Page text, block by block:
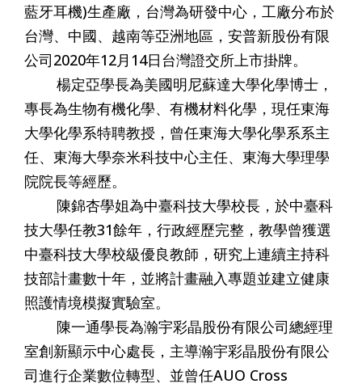
藍牙耳機)生產廠，台灣為研發中心，工廠分布於
台灣、中國、越南等亞洲地區，安普新股份有限
公司2020年12月14日台灣證交所上市掛牌。
楊定亞學長為美國明尼蘇達大學化學博士，
專長為生物有機化學、有機材料化學，現任東海
大學化學系特聘教授，曾任東海大學化學系系主
任、東海大學奈米科技中心主任、東海大學理學
院院長等經歷。
陳錦杏學姐為中臺科技大學校長，於中臺科
技大學任教31餘年，行政經歷完整，教學曾獲選
中臺科技大學校級優良教師，研究上連續主持科
技部計畫數十年，並將計畫融入專題並建立健康
照護情境模擬實驗室。
陳一通學長為瀚宇彩晶股份有限公司總經理
室創新顯示中心處長，主導瀚宇彩晶股份有限公
司進行企業數位轉型、並曾任AUO Cross